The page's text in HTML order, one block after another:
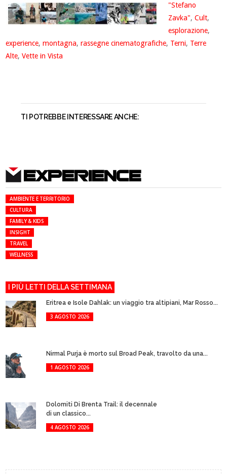
"Stefano
Zavka",Cult,
esplorazione,
experience,montagna,rassegne cinematografiche, Terni, Terre
Alte,Vette in Vista
TI POTREBBE INTERESSARE ANCHE:
EXPERIENCE
AMBIENTE E TERRITORIO
CULTURA
FAMILY & KIDS
INSIGHT
TRAVEL
WELLNESS
I PIÙ LETTI DELLA SETTIMANA
Eritrea e Isole Dahlak: un viaggio tra altipiani, Mar Rosso...
3 AGOSTO 2026
Nirmal Purja è morto sul Broad Peak, travolto da una...
1 AGOSTO 2026
Dolomiti Di Brenta Trail: il decennale
di un classico...
4 AGOSTO 2026